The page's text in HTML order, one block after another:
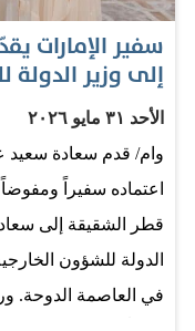
سفير الإمارات
إلى وزير
الأحد ٣١ مايو ٢٠٢٦
وام/ قدم سعادة سعيد
اعتماده سفيراً
قطر الشقيقة إلى
الدولة للشؤون
في العاصمة الدوحة.